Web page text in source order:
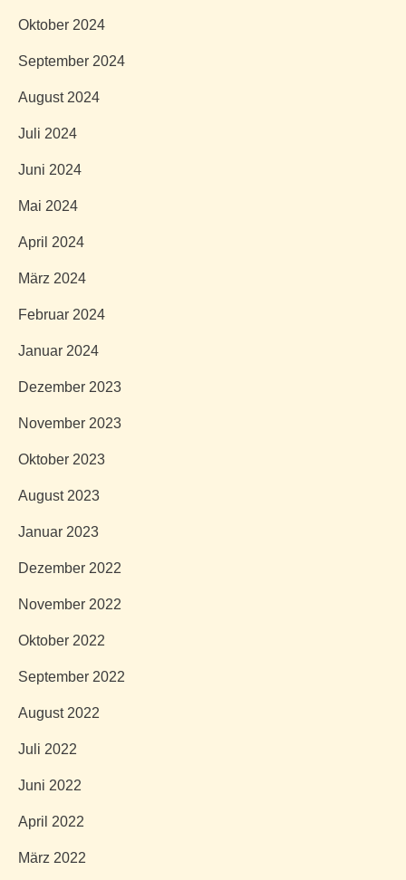
Oktober 2024
September 2024
August 2024
Juli 2024
Juni 2024
Mai 2024
April 2024
März 2024
Februar 2024
Januar 2024
Dezember 2023
November 2023
Oktober 2023
August 2023
Januar 2023
Dezember 2022
November 2022
Oktober 2022
September 2022
August 2022
Juli 2022
Juni 2022
April 2022
März 2022